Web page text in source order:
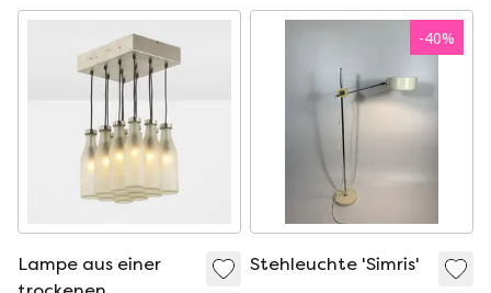
Lampe aus einer
-40%
Stehleuchte 'Simris'